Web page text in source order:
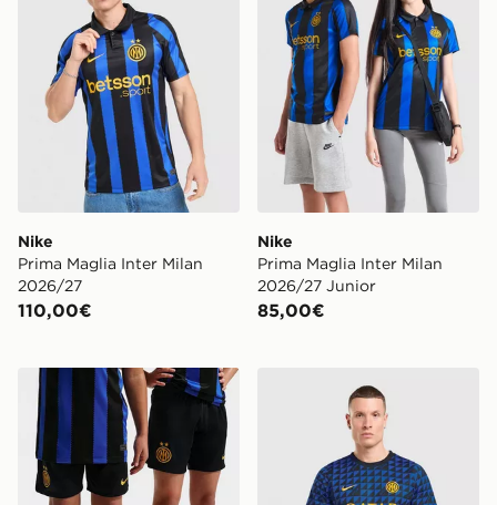
Nike
Prima Maglia Inter Milan
2026/27
110,00€
Nike
Prima Maglia Inter Milan
2026/27 Junior
85,00€
Nike Pantaloncino Prima Divisa Inter Milan 2026/27